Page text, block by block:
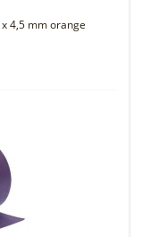
4,5 mm orange